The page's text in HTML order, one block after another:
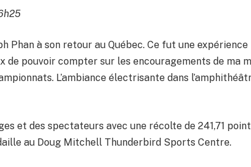
Phan à son retour au Québec. Ce fut une expérience
de pouvoir compter sur les encouragements de ma
L’ambiance électrisante dans
et des spectateurs avec une récolte de 241,71
au Doug Mitchell Thunderbird Sports Centre.